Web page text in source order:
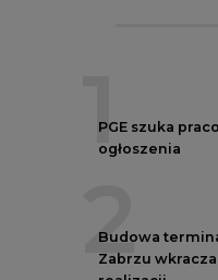
1
PGE szuka
ogłoszenia
2
Budowa
Zabrzu